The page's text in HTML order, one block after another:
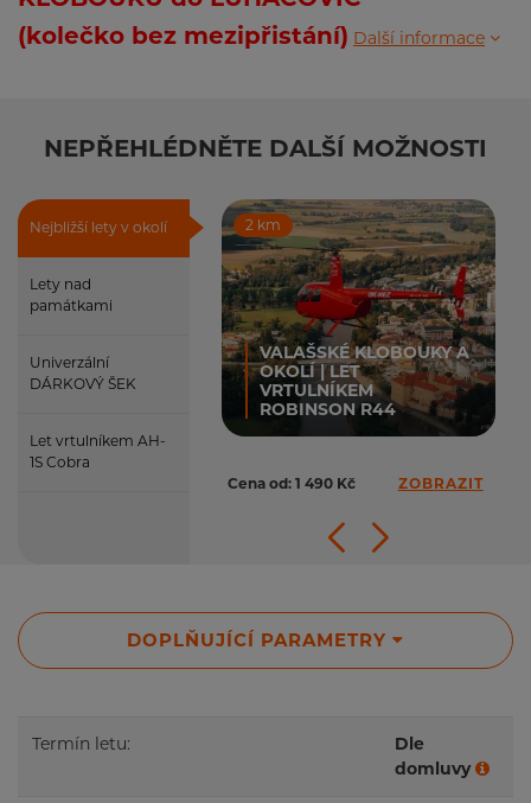
(kolečko bez mezipřistání) Další informace
NEPŘEHLÉDNĚTE DALŠÍ MOŽNOSTI
Nejbližší lety v okolí
Lety nad
památkami
Univerzální
DÁRKOVÝ ŠEK
Let vrtulníkem AH-
1S Cobra
VALAŠSKÉ KLOBOUKY A
OKOLÍ | LET
VRTULNÍKEM
ROBINSON R44
Cena od: 1 490 Kč ZOBRAZIT
2 km
DOPLŇUJÍCÍ PARAMETRY
Termín letu:
Dle
domluvy